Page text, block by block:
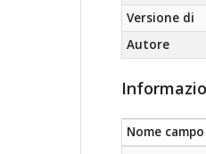
Versione di
Autore
Nome campo